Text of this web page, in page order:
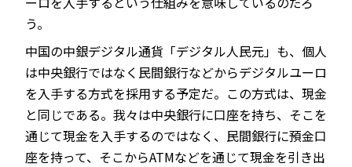
う。
中国の中銀デジタル通貨「デジタル人民元」も、個人
は中央銀行ではなく民間銀行などからデジタルユーロ
を入手する方式を採用する予定だ。この方式は、現金
と同じである。我々は中央銀行に口座を持ち、そこを
通じて現金を入手するのではなく、民間銀行に預金口
座を持って、そこからATMなどを通じて現金を引き出